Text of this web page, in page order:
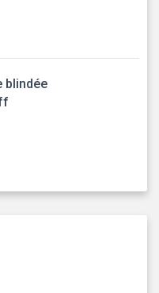
blindée